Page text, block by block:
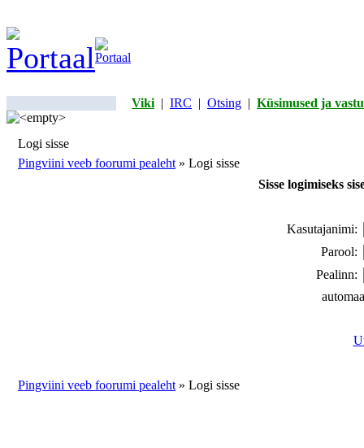
Viki | IRC | Otsing | Küsimused ja
Logi sisse
Pingviini veeb foorumi pealeht » Logi sisse
Sisse logimiseks
Kasutajanimi:
Parool:
Pealinn:
Pingviini veeb foorumi pealeht » Logi sisse